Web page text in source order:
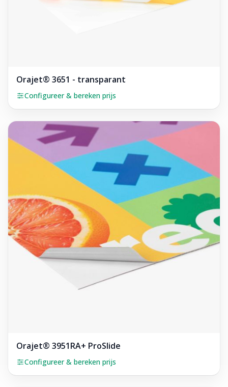
Orajet® 3651 - transparant
Configureer & bereken prijs
Orajet® 3951RA+ ProSlide
Configureer & bereken prijs